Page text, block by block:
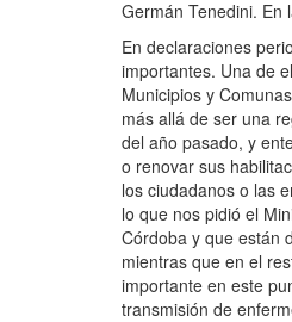
Germán Tenedini. En
En declaraciones
importantes. Una de
Municipios y
más allá de ser una
del año pasado, y
o renovar sus
los ciudadanos o las
lo que nos pidió el
Córdoba y que están
mientras que en el
importante en este
transmisión de